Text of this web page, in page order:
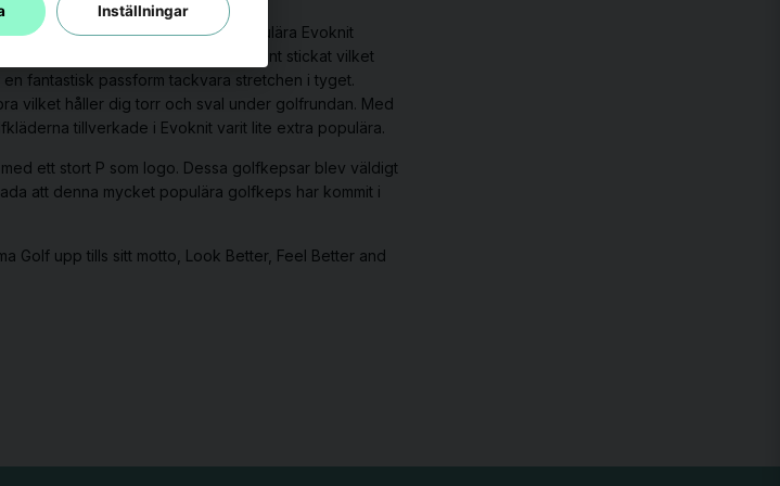
tillverkade i det mycket populära Evoknit
Evoknit än det ett material som är fint stickat vilket
fantastisk passform tackvara stretchen i tyget.
vilket håller dig torr och sval under golfrundan. Med
tillverkade i Evoknit varit lite extra populära.
med ett stort P som logo. Dessa golfkepsar blev väldigt
att denna mycket populära golfkeps har kommit i
Golf upp tills sitt motto, Look Better, Feel Better and
Inställningar